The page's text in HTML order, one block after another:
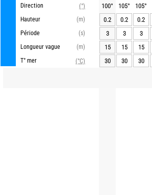
Direction
(°)
Hauteur
(m)
Période
(s)
Longueur vague
(m)
T° mer
(°C)
100° 105° 105°
0.2
0.2 0.2
3
3 3
15
15 15
30
30 30